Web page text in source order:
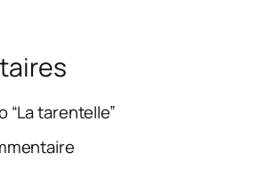
“La tarentelle”